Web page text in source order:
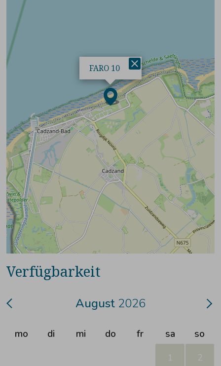
FARO 10
Verfügbarkeit
August 2026
mo di mi do fr sa so
1 2